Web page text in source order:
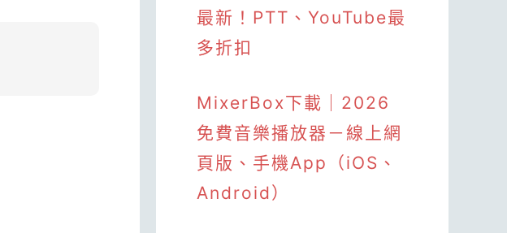
最新！PTT、YouTube最
多折扣
MixerBox下載｜2026
免費音樂播放器－線上網
頁版、手機App（iOS、
Android）